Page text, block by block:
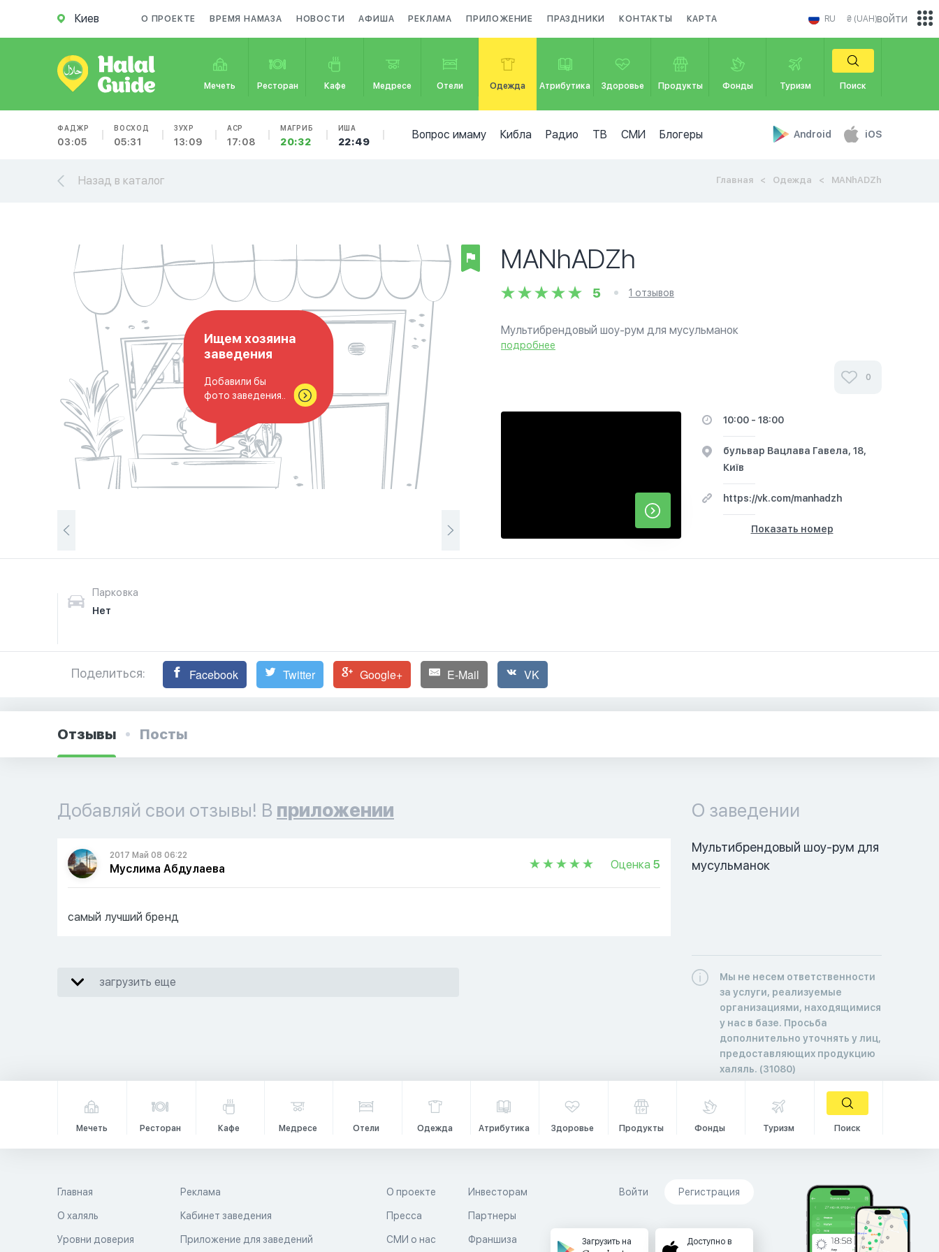
Киев О ПРОЕКТЕ ВРЕМЯ НАМАЗА НОВОСТИ АФИША РЕКЛАМА ПРИЛОЖЕНИЕ ПРАЗДНИКИ КОНТАКТЫ КАРТА RU ₴ (UAH)
Мечеть Ресторан Кафе Медресе Отели Одежда Атрибутика Здоровье Продукты Фонды Туризм Поиск
ФАДЖР
03:05
ВОСХОД
05:31
ЗУХР
13:09
АСР
17:08
МАГРИБ
20:32
ИША
22:49
Вопрос имаму Кибла Радио ТВ СМИ Блогеры Android iOS
войти
Назад в каталог Главная Одежда MANhADZh
Ищем хозяина
заведения
Добавили бы
фото заведения..
MANhADZh
5 1 отзывов
Мультибрендовый шоу-рум для мусульманок
подробнее
0
10:00 - 18:00
бульвар Вацлава Гавела, 18,
Київ
https://vk.com/manhadzh
Показать номер
Парковка
Нет
Поделиться: Facebook Twitter Google+ E-Mail VK
Отзывы Посты
Добавляй свои отзывы! В приложении
2017 Май 08 06:22
Муслима Абдулаева Оценка 5
самый лучший бренд
загрузить еще
О заведении
Мультибрендовый шоу-рум для
мусульманок
Мы не несем ответственности
за услуги, реализуемые
организациями, находящимися
у нас в базе. Просьба
дополнительно уточнять у лиц,
предоставляющих продукцию
халяль. (31080)
Мечеть Ресторан Кафе Медресе Отели Одежда Атрибутика Здоровье Продукты Фонды Туризм Поиск
Главная
О халяль
Уровни доверия
Реклама
Кабинет заведения
Приложение для заведений
О проекте
Пресса
СМИ о нас
Инвесторам
Партнеры
Франшиза
Войти Регистрация
Загрузить на Доступно в